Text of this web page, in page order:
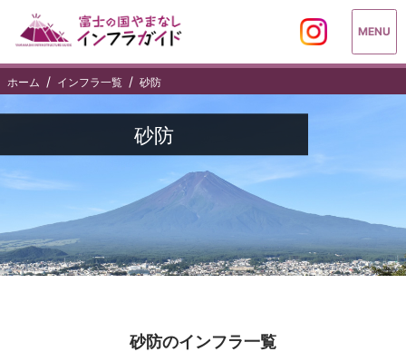
MENU
ホーム インフラ一覧 砂防
砂防
砂防のインフラ一覧